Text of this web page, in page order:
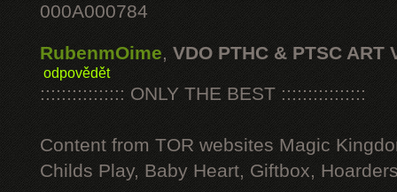
000A000784
RubenmOime, VDO PTHC & PTSC ART
odpovědět
:::::::::::::::: ONLY THE BEST ::::::::::::::::
Content from TOR websites Magic
Childs Play, Baby Heart, Giftbox,